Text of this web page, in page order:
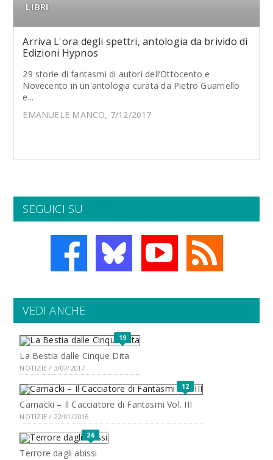
LIBRI
Arriva L'ora degli spettri, antologia da brivido di
Edizioni Hypnos
29 storie di fantasmi di autori dell’Ottocento e
Novecento in un'antologia curata da Pietro Guarriello
e...
EMANUELE MANCO, 7/12/2017
SEGUICI SU
VEDI ANCHE
19
La Bestia dalle Cinque Dita
NOTIZIE / 3/07/2017
12
Carnacki – Il Cacciatore di Fantasmi Vol. III
NOTIZIE / 22/01/2016
26
Terrore dagli abissi